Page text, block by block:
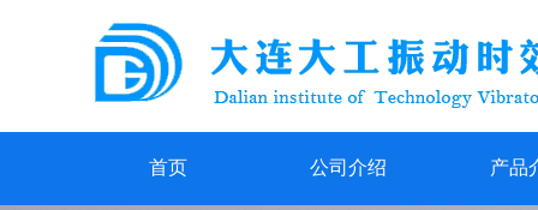
首页 公司介绍 产品